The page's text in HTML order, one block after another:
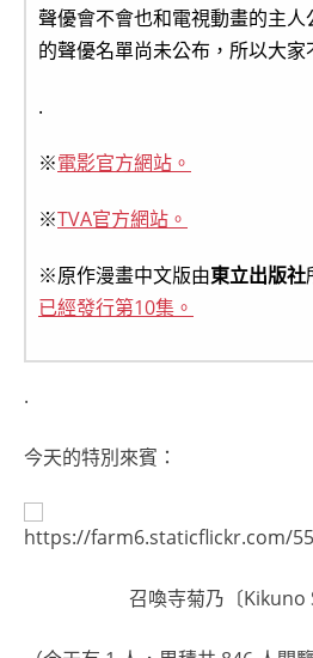
聲優會不會也和電視動畫的主
的聲優名單尚未公布，所以大
.
※電影官方網站。
※TVA官方網站。
※原作漫畫中文版由東立出版社
已經發行第10集。
.
今天的特別來賓：
召喚寺菊乃〔Kikuno